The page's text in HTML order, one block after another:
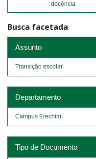
docência
Busca facetada
Assunto
Transição escolar
Departamento
Campus Erechim
Tipo de Documento